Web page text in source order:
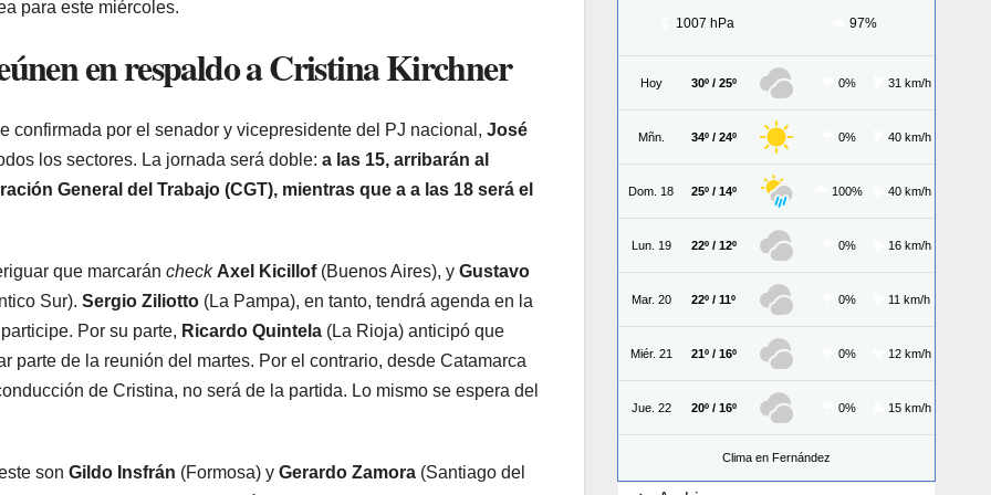
para este miércoles.
en respaldo a Cristina Kirchner
confirmada por el senador y vicepresidente del PJ nacional, José
los sectores. La jornada será doble: a las 15, arribarán al
General del Trabajo (CGT), mientras que a a las 18 será el
que marcarán check Axel Kicillof(Buenos Aires), y Gustavo
Sur). Sergio Ziliotto (La Pampa), en tanto, tendrá agenda en la
Por su parte, Ricardo Quintela (La Rioja) anticipó que
parte de la reunión del martes. Por el contrario, desde Catamarca
de Cristina, no será de la partida. Lo mismo se espera del
son Gildo Insfrán (Formosa) y Gerardo Zamora (Santiago del
1007 hPa 97%
Hoy 30º / 25º 0% 31 km/h
Mñn. 34º / 24º 0% 40 km/h
Dom. 18 25º / 14º 100% 40 km/h
Lun. 19 22º / 12º 0% 16 km/h
Mar. 20 22º / 11º 0% 11 km/h
Miér. 21 21º / 16º 0% 12 km/h
Jue. 22 20º / 16º 0% 15 km/h
Clima en Fernández